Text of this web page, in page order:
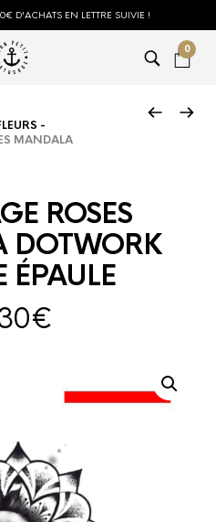
D'ACHATS EN LETTRE SUIVIE !
0
-
MANDALA
ROSES
DOTWORK
ÉPAULE
€